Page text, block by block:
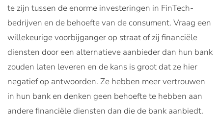
te zijn tussen de enorme investeringen in FinTech-
bedrijven en de behoefte van de consument. Vraag een
willekeurige voorbijganger op straat of zij financiële
diensten door een alternatieve aanbieder dan hun bank
zouden laten leveren en de kans is groot dat ze hier
negatief op antwoorden. Ze hebben meer vertrouwen
in hun bank en denken geen behoefte te hebben aan
andere financiële diensten dan die de bank aanbiedt.